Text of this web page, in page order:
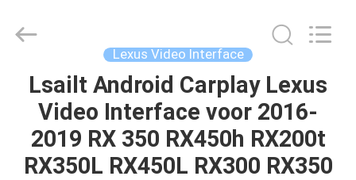
HUIS
PRODUCTEN
Automobile
Electron
Lexus Video Interface
Lsailt Android Carplay Lexus
Video Interface voor 2016-
2019 RX 350 RX450h RX200t
RX350L RX450L RX300 RX350